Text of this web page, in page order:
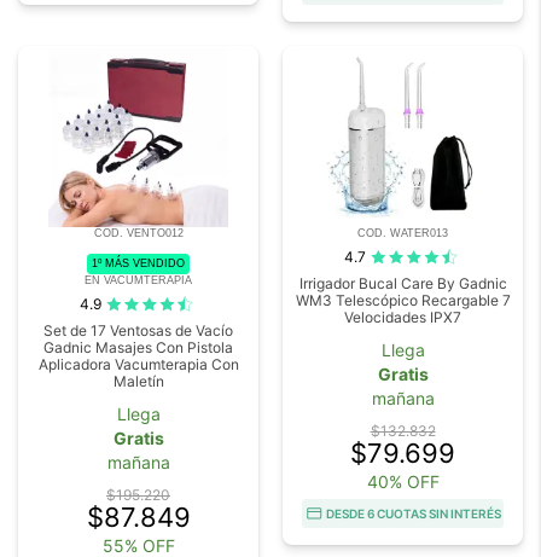
COD. VENTO012
1º MÁS VENDIDO
EN VACUMTERAPIA
4.9
Set de 17 Ventosas de Vacío
Gadnic Masajes Con Pistola
Aplicadora Vacumterapia Con
Maletín
Llega
Gratis
mañana
$195.220
$87.849
55% OFF
COD. WATER013
4.7
Irrigador Bucal Care By Gadnic
WM3 Telescópico Recargable 7
Velocidades IPX7
Llega
Gratis
mañana
$132.832
$79.699
40% OFF
DESDE 6 CUOTAS SIN INTERÉS